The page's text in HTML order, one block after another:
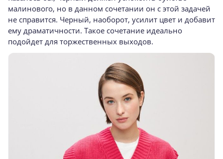
малинового, но в данном сочетании он с этой задачей
не справится. Черный, наоборот, усилит цвет и добавит
ему драматичности. Такое сочетание идеально
подойдет для торжественных выходов.